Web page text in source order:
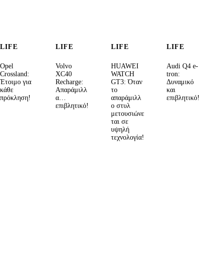
LIFE
Opel
Crossland:
Έτοιμο για
κάθε
πρόκληση!
LIFE
Volvo
XC40
Recharge:
Απαράμιλλ
α…
επιβλητικό!
LIFE
HUAWEI
WATCH
GT3: Όταν
το
απαράμιλλ
ο στυλ
μετουσιώνε
ται σε
υψηλή
τεχνολογία!
LIFE
Audi Q4 e-
tron:
Δυναμικό
και
επιβλητικό!